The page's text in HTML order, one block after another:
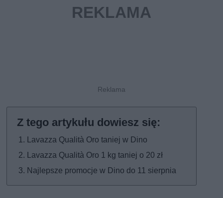
Lavazza Qualità Oro taniej w Dino
Lavazza Qualità Oro 1 kg taniej o 20 zł
Najlepsze promocje w Dino do 11 sierpnia